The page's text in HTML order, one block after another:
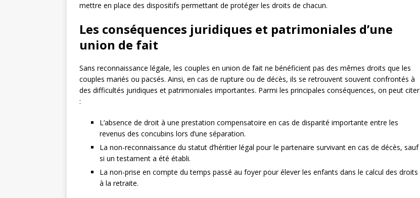
mettre en place des dispositifs permettant de protéger les droits de chacun.
Les conséquences juridiques et patrimoniales d’une
union de fait
Sans reconnaissance légale, les couples en union de fait ne bénéficient pas des mêmes droits que les
couples mariés ou pacsés. Ainsi, en cas de rupture ou de décès, ils se retrouvent souvent confrontés à
des difficultés juridiques et patrimoniales importantes. Parmi les principales conséquences, on peut citer
:
L’absence de droit à une prestation compensatoire en cas de disparité importante entre les
revenus des concubins lors d’une séparation.
La non-reconnaissance du statut d’héritier légal pour le partenaire survivant en cas de décès, sauf
si un testament a été établi.
La non-prise en compte du temps passé au foyer pour élever les enfants dans le calcul des droits
à la retraite.